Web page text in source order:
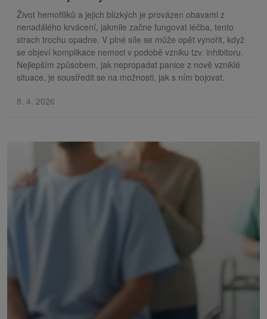
Život hemofiliků a jejich blízkých je provázen obavami z
nenadálého krvácení, jakmile začne fungovat léčba, tento
strach trochu opadne. V plné síle se může opět vynořit, když
se objeví komplikace nemoci v podobě vzniku tzv. inhibitoru.
Nejlepším způsobem, jak nepropadat panice z nově vzniklé
situace, je soustředit se na možnosti, jak s ním bojovat.
8. 4. 2026